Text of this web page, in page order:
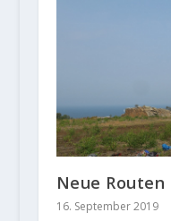
Neue
16. September 2019